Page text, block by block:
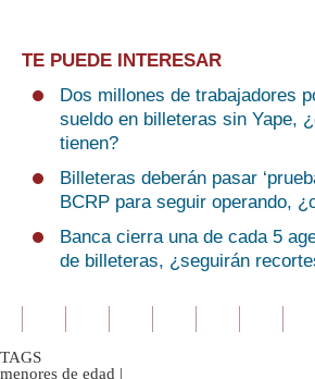
TE PUEDE INTERESAR
Dos millones de trabajadores
sueldo en billeteras sin Yape,
tienen?
Billeteras deberán pasar
BCRP para seguir operando,
Banca cierra una de cada 5
de billeteras, ¿seguirán
TAGS
menores de edad |